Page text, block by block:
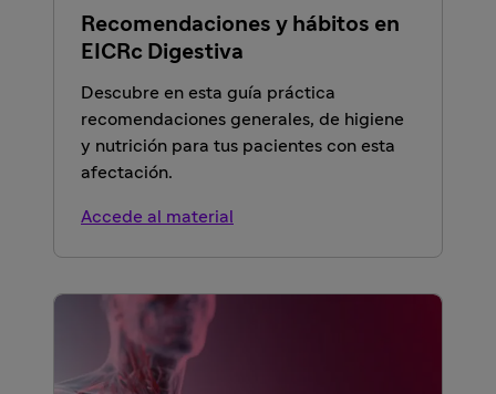
Recomendaciones y hábitos en
EICRc Digestiva
Descubre en esta guía práctica
recomendaciones generales, de higiene
y nutrición para tus pacientes con esta
afectación.
Accede al material